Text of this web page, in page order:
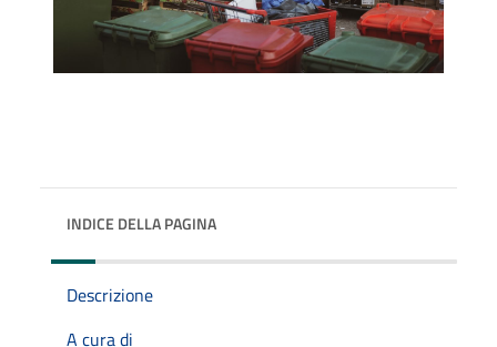
INDICE DELLA PAGINA
Descrizione
A cura di